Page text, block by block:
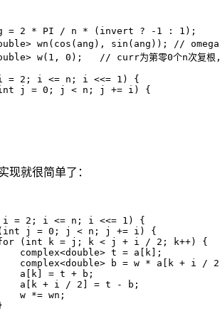
= 2 * PI / n * (invert ? -1 : 1 );
> wn (cos(ang), sin(ang)) ;
// omega
> w( 1 , 0 ) ; // curr为第零0个n次复
= 2 ; i <= n; i <<= 1 ) {
j = 0 ; j < n; j += i) {
现就很简单了：
i = 2 ; i <= n; i <<= 1 ) {
int j = 0 ; j < n; j += i) {
( int k = j; k < j + i / 2 ; k++) {
complex<
double> t = a[k];
complex<
double> b = w * a[k + i / 2
a[k] = t + b;
a[k + i /
2 ] = t - b;
w *= wn;